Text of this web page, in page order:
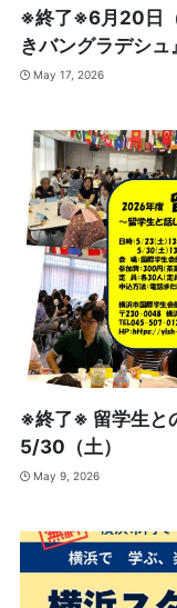
※終了※6月20日
きバングラデシュ
May 17, 2026
※終了※ 留学生
5/30（土）
May 9, 2026